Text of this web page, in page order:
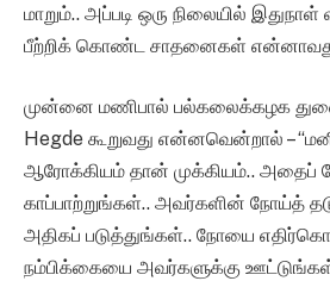
மாறும்.. அப்படி ஒரு நிலையில்
பீற்றிக் கொண்ட சாதனைகள்
முன்னை மணிபால் பல்கலைக்கழக
Hegde கூறுவது என்னவென்றால் –
ஆரோக்கியம் தான் முக்கியம்.. அதைப்
காப்பாற்றுங்கள்.. அவர்களின் நோய்த்
அதிகப் படுத்துங்கள்.. நோயை
நம்பிக்கையை அவர்களுக்கு